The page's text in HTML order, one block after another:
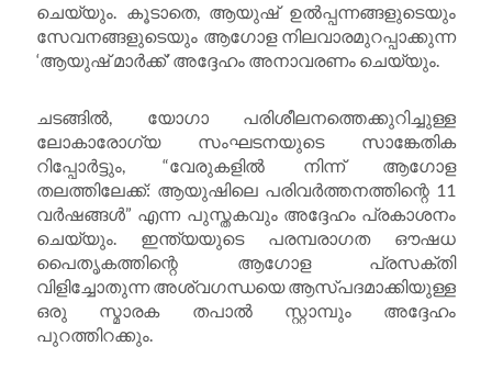
ചെയ്യും. കൂടാതെ, ആയുഷ് ഉൽപ്പന്നങ്ങളുടെയും
സേവനങ്ങളുടെയും ആഗോള നിലവാരമുറപ്പാക്കുന്ന
‘ആയുഷ് മാർക്ക്’ അദ്ദേഹം അനാവരണം ചെയ്യും.
ചടങ്ങിൽ, യോഗാ പരിശീലനത്തെക്കുറിച്ചുള്ള
ലോകാരോഗ്യ സംഘടനയുടെ സാങ്കേതിക
റിപ്പോർട്ടും, “വേരുകളിൽ നിന്ന് ആഗോള
തലത്തിലേക്ക്: ആയുഷിലെ പരിവർത്തനത്തിന്റെ 11
വർഷങ്ങൾ” എന്ന പുസ്തകവും അദ്ദേഹം പ്രകാശനം
ചെയ്യും. ഇന്ത്യയുടെ പരമ്പരാഗത ഔഷധ
പൈതൃകത്തിന്റെ ആഗോള പ്രസക്തി
വിളിച്ചോതുന്ന അശ്വഗന്ധയെ ആസ്പദമാക്കിയുള്ള
ഒരു സ്മാരക തപാൽ സ്റ്റാമ്പും അദ്ദേഹം
പുറത്തിറക്കും.